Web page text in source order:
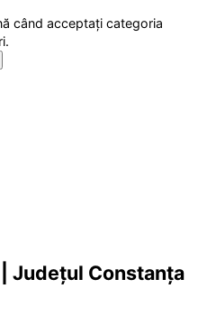
când acceptați categoria
Județul Constanța